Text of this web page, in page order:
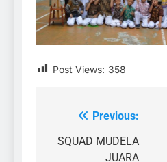
Post Views: 358
Post
navigation
Previous:
SQUAD MUDELA
JUARA